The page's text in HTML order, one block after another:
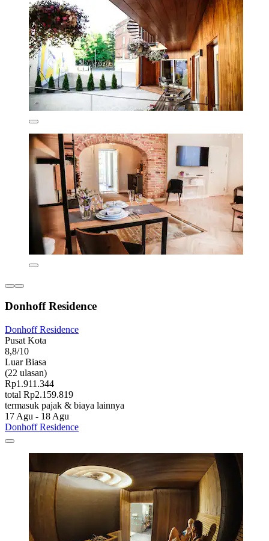
Donhoff Residence
Donhoff Residence
Pusat Kota
8,8/10
Luar Biasa
(22 ulasan)
Rp1.911.344
total Rp2.159.819
termasuk pajak & biaya lainnya
17 Agu - 18 Agu
Donhoff Residence